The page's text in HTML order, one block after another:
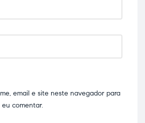
email e site neste navegador para
comentar.